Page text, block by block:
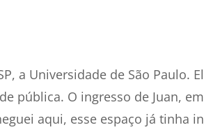
a Universidade de São Paulo.
pública. O ingresso de Juan,
aqui, esse espaço já tinha